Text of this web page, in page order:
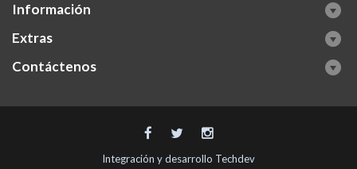
Información
Extras
Contáctenos
Integración y desarrollo Techdev